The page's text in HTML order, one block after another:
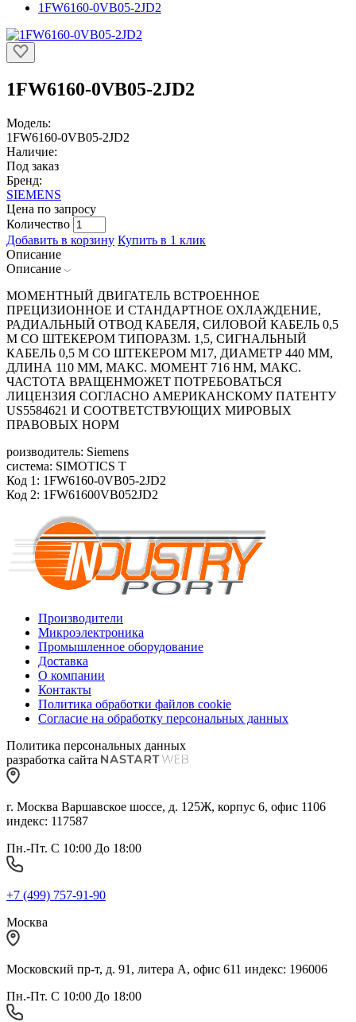
1FW6160-0VB05-2JD2
1FW6160-0VB05-2JD2
Модель:
1FW6160-0VB05-2JD2
Наличие:
Под заказ
Бренд:
SIEMENS
Цена по запросу
Количество
Добавить в корзину Купить в 1 клик
Описание
Описание
МОМЕНТНЫЙ ДВИГАТЕЛЬ ВСТРОЕННОЕ
ПРЕЦИЗИОННОЕ И СТАНДАРТНОЕ ОХЛАЖДЕНИЕ,
РАДИАЛЬНЫЙ ОТВОД КАБЕЛЯ, СИЛОВОЙ КАБЕЛЬ 0,5
М СО ШТЕКЕРОМ ТИПОРАЗМ. 1,5, СИГНАЛЬНЫЙ
КАБЕЛЬ 0,5 М СО ШТЕКЕРОМ М17, ДИАМЕТР 440 ММ,
ДЛИНА 110 ММ, МАКС. МОМЕНТ 716 HM, МАКС.
ЧАСТОТА ВРАЩЕНМОЖЕТ ПОТРЕБОВАТЬСЯ
ЛИЦЕНЗИЯ СОГЛАСНО АМЕРИКАНСКОМУ ПАТЕНТУ
US5584621 И СООТВЕТСТВУЮЩИХ МИРОВЫХ
ПРАВОВЫХ НОРМ
роизводитель: Siemens
система: SIMOTICS T
Код 1: 1FW6160-0VB05-2JD2
Код 2: 1FW61600VB052JD2
Производители
Микроэлектроника
Промышленное оборудование
Доставка
О компании
Контакты
Политика обработки файлов cookie
Согласие на обработку персональных данных
Политика персональных данных
разработка сайта
г. Москва Варшавское шоссе, д. 125Ж, корпус 6, офис 1106
индекс: 117587
Пн.-Пт. С 10:00 До 18:00
+7 (499) 757-91-90
Москва
Московский пр-т, д. 91, литера А, офис 611 индекс: 196006
Пн.-Пт. С 10:00 До 18:00